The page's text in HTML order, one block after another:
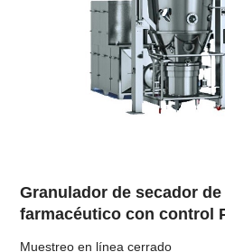
Granulador de secador
farmacéutico con control
Muestreo en línea cerrado